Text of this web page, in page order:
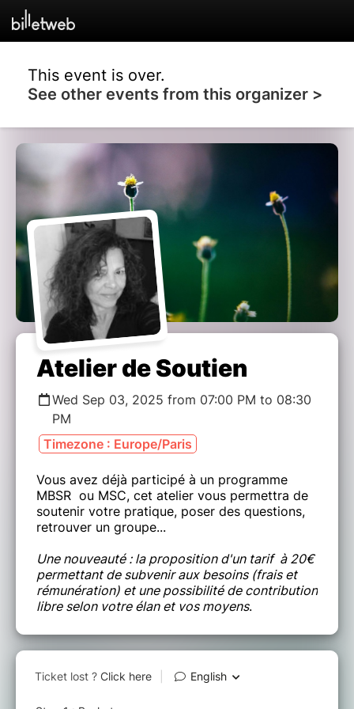
This event is over.
See other events from this organizer >
Atelier de Soutien
Wed Sep 03, 2025 from 07:00 PM to 08:30
PM
Timezone : Europe/Paris
Vous avez déjà participé à un programme
MBSR ou MSC, cet atelier vous permettra de
soutenir votre pratique, poser des questions,
retrouver un groupe...
Une nouveauté : la proposition d'un tarif à 20€
permettant de subvenir aux besoins (frais et
rémunération) et une possibilité de contribution
libre selon votre élan et vos moyens.